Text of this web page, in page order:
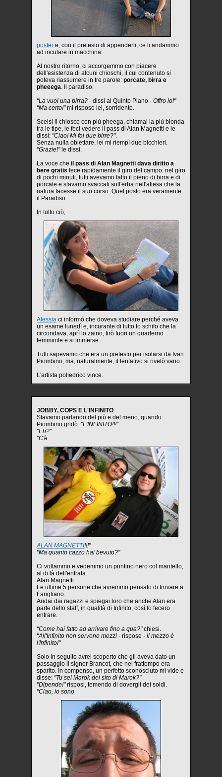
poster e, con il pretesto di appenderli, ce li andammo
ad inculare in macchina.
Al nostro ritorno, ci accorgemmo con piacere
dell'esistenza di alcuni chioschi, il cui contenuto si
poteva riassumere in tre parole: porcate, birra e
pheeega . Il paradiso.
"La vuoi una birra? - dissi al Quinto Piano - Offro io!"
"Ma certo!"mi rispose lei, sorridente.
Scelsi il chiosco con più pheega, chiamai la più bionda
tra le tipe, le feci vedere il pass di Alan Magnetti e le
dissi: "Ciao! Mi fai due birre?".
Senza nulla obiettare, lei mi riempì due bicchieri.
"Grazie!"le dissi.
La voce che il pass di Alan Magnetti dava diritto a
bere gratis fece rapidamente il giro del campo: nel giro
di pochi minuti, tutti avevamo fatto il pieno di birra e di
porcate e stavamo svaccati sull'erba nell'attesa che la
natura facesse il suo corso. Quel posto era veramente
il Paradiso.
In tutto ciò,
Alessia ci informò che doveva studiare perché aveva
un esame lunedì e, incurante di tutto lo schifo che la
circondava, aprì lo zaino, tirò fuori un quaderno
femminile e si immerse.
Tutti sapevamo che era un pretesto per isolarsi da Ivan
Piombino, ma, naturalmente, il tentativo si rivelò vano.
L'artista poliedrico vince.
JOBBY, COPS E L'INFINITO
Stavamo parlando del più e del meno, quando
Piombino gridò: "L'INFINITO!!!"
"Eh?"
"C'è
ALAN MAGNETTI!!!"
"Ma quanto cazzo hai bevuto?"
Ci voltammo e vedemmo un puntino nero col mantello,
al di là dell'entrata.
Alan Magnetti.
Le ultime 5 persone che avremmo pensato di trovare a
Farigliano.
Andai dai ragazzi e spiegai loro che anche Alan era
parte dello staff, in qualità di Infinito, così lo fecero
entrare.
"Come hai fatto ad arrivare fino a qua?"chiesi.
"All'Infinito non servono mezzi - rispose - il mezzo è
l'Infinito!"
Solo in seguito avrei scoperto che gli aveva dato un
passaggio il signor Brancot, che nel frattempo era
sparito. In compenso, un perfetto sconosciuto mi vide e
disse: "Tu sei Marok del sito di Marok?"
"Dipende!"risposi, temendo di dovergli dei soldi.
"Ciao, io sono